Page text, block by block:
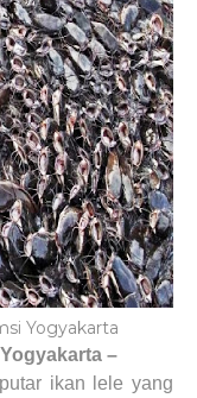
Yogyakarta
–
ikan lele yang